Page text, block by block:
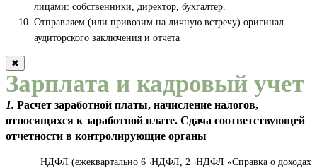
лицами: собственники, директор, бухгалтер.
Отправляем (или привозим на личную встречу) оригинал
аудиторского заключения и отчета
✖
Зарплата и кадровый учет
1. Расчет заработной платы, начисление налогов,
относящихся к заработной плате. Сдача соответствующей
отчетности в контролирующие органы
· НДФЛ (ежеквартально 6¬НДФЛ, 2¬НДФЛ «Справка о доходах